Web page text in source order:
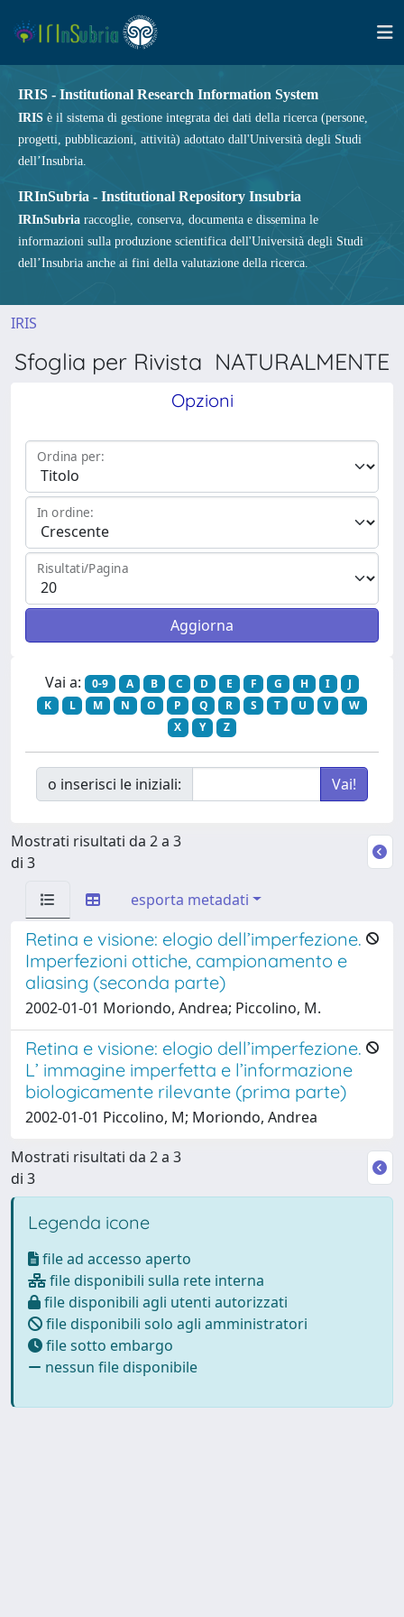
IRIS - Institutional Research Information System
IRIS è il sistema di gestione integrata dei dati della ricerca (persone,
progetti, pubblicazioni, attività) adottato dall'Università degli Studi
dell’Insubria.
IRInSubria - Institutional Repository Insubria
IRInSubria raccoglie, conserva, documenta e dissemina le
informazioni sulla produzione scientifica dell'Università degli Studi
dell’Insubria anche ai fini della valutazione della ricerca.
IRIS
Sfoglia per Rivista NATURALMENTE
Opzioni
Ordina per:
In ordine:
Risultati/Pagina
Vai a: 0-9 A B C D E F G H I
J
K
L M N O P Q R S T U V
W
X
Y Z
o inserisci le iniziali:
Mostrati risultati da 2 a 3
di 3
esporta metadati
Retina e visione: elogio dell’imperfezione.
Imperfezioni ottiche, campionamento e
aliasing (seconda parte)
2002-01-01 Moriondo, Andrea; Piccolino, M.
Retina e visione: elogio dell’imperfezione.
L’ immagine imperfetta e l’informazione
biologicamente rilevante (prima parte)
2002-01-01 Piccolino, M; Moriondo, Andrea
Mostrati risultati da 2 a 3
di 3
Legenda icone
file ad accesso aperto
file disponibili sulla rete interna
file disponibili agli utenti autorizzati
file disponibili solo agli amministratori
file sotto embargo
nessun file disponibile